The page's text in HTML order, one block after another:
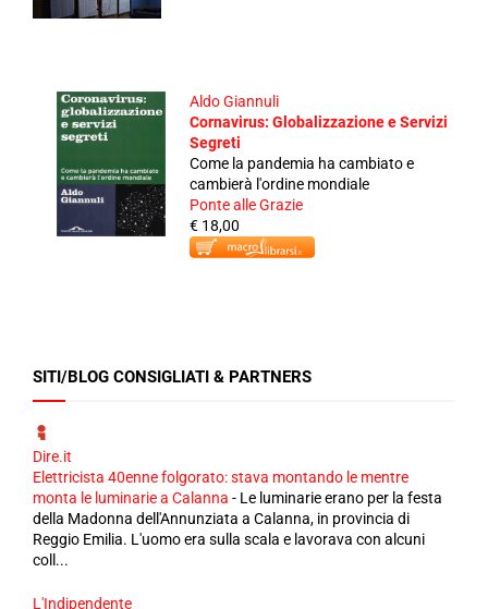
Aldo Giannuli
Cornavirus: Globalizzazione e Servizi
Segreti
Come la pandemia ha cambiato e
cambierà l'ordine mondiale
Ponte alle Grazie
€ 18,00
SITI/BLOG CONSIGLIATI & PARTNERS
Dire.it
Elettricista 40enne folgorato: stava montando le mentre
monta le luminarie a Calanna - Le luminarie erano per la festa
della Madonna dell'Annunziata a Calanna, in provincia di
Reggio Emilia. L'uomo era sulla scala e lavorava con alcuni
coll...
L'Indipendente